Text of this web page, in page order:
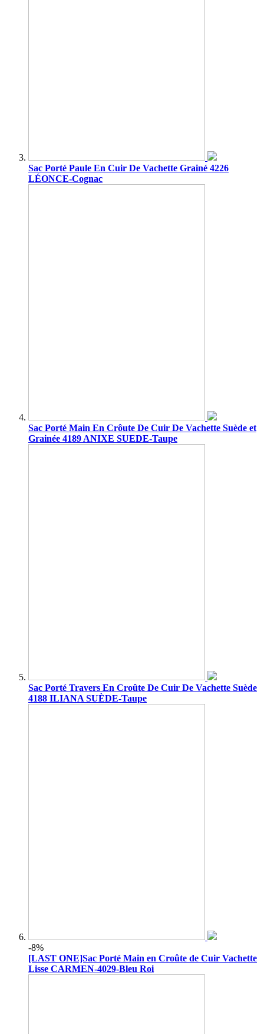
Sac Porté Paule En Cuir De Vachette Grainé 4226
LÉONCE-Cognac
Sac Porté Main En Crôute De Cuir De Vachette Suède et
Grainée 4189 ANIXE SUEDE-Taupe
Sac Porté Travers En Croûte De Cuir De Vachette Suède
4188 ILIANA SUÈDE-Taupe
-8%
[LAST ONE]Sac Porté Main en Croûte de Cuir Vachette
Lisse CARMEN-4029-Bleu Roi